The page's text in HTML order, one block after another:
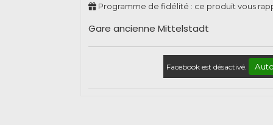
Programme de fidélité : ce produit vous
Gare ancienne Mittelstadt
Facebook est désactivé.